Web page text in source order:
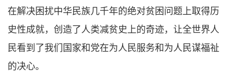
在解决困扰中华民族几千年的绝对贫困问题上取得历
史性成就，创造了人类减贫史上的奇迹，让全世界人
民看到了我们国家和党在为人民服务和为人民谋福祉
的决心。